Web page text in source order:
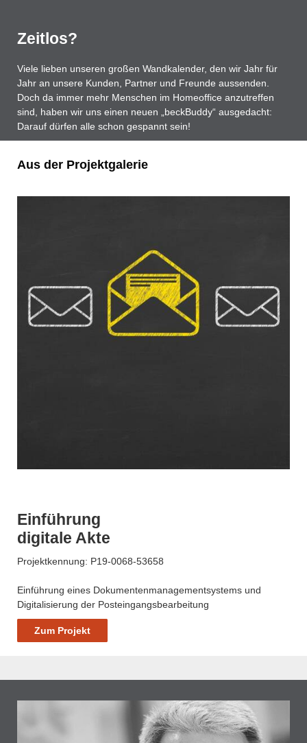
Zeitlos?
Viele lieben unseren großen Wandkalender, den wir Jahr für
Jahr an unsere Kunden, Partner und Freunde aussenden.
Doch da immer mehr Menschen im Homeoffice anzutreffen
sind, haben wir uns einen neuen „beckBuddy“ ausgedacht:
Darauf dürfen alle schon gespannt sein!
Aus der Projektgalerie
Einführung
digitale Akte
Projektkennung: P19-0068-53658
Einführung eines Dokumentenmanagementsystems und
Digitalisierung der Posteingangsbearbeitung
Zum Projekt